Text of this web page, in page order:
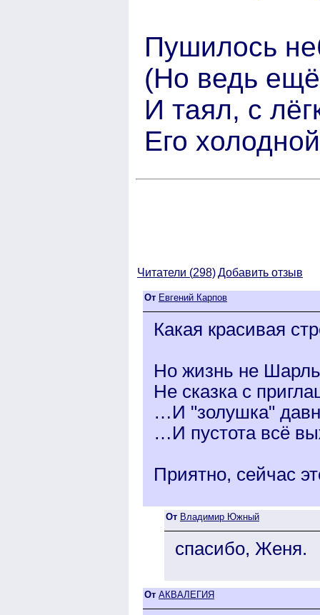
Пушилось
(Но ведь
И таял, с
Его
Читатели (298)Добавить отзыв
От Евгений Карпов
Какая красивая
Но жизнь не
Не сказка с
…И "золушка"
…И пустота всё
Приятно, сейчас
От Владимир Южный
спасибо, Женя.
От АКВАЛЕГИЯ